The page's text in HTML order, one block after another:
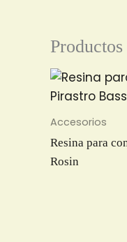
Accesorios
Resina para
Rosin